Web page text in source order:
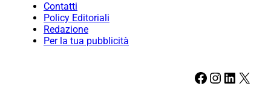
Contatti
Policy Editoriali
Redazione
Per la tua pubblicità
Facebook Instagram LinkedIn X